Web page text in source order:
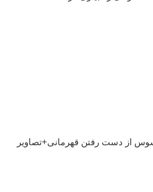
از دست رفتن قهرمانی+تصاویر